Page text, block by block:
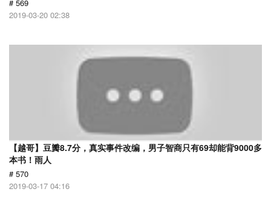
# 569
2019-03-20 02:38
【越哥】豆瓣8.7分，真实事件改编，男子智商只有69却能背9000多
本书！雨人
# 570
2019-03-17 04:16